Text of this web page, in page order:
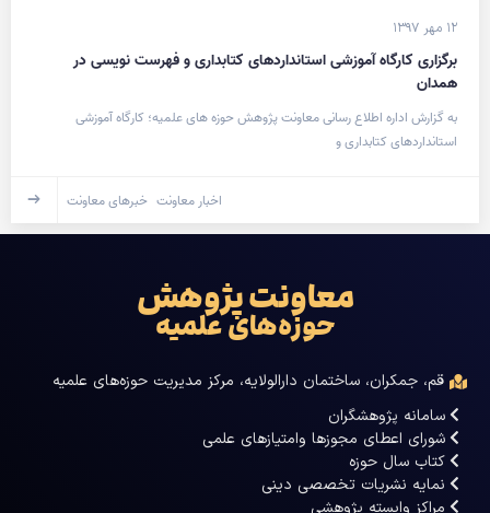
۱۲ مهر ۱۳۹۷
برگزاری کارگاه آموزشی استانداردهای کتابداری و فهرست نویسی در
همدان
به گزارش اداره اطلاع رسانی معاونت پژوهش حوزه های علمیه؛ کارگاه آموزشی
استانداردهای کتابداری و
اخبار معاونت خبرهای معاونت
معاونت پژوهش
حوزه‌های علمیه
قم، جمکران، ساختمان دارالولایه، مرکز مدیریت حوزه‌های علمیه
سامانه پژوهشگران
شورای اعطای مجوزها وامتیازهای علمی
کتاب سال حوزه
نمایه نشریات تخصصی دینی